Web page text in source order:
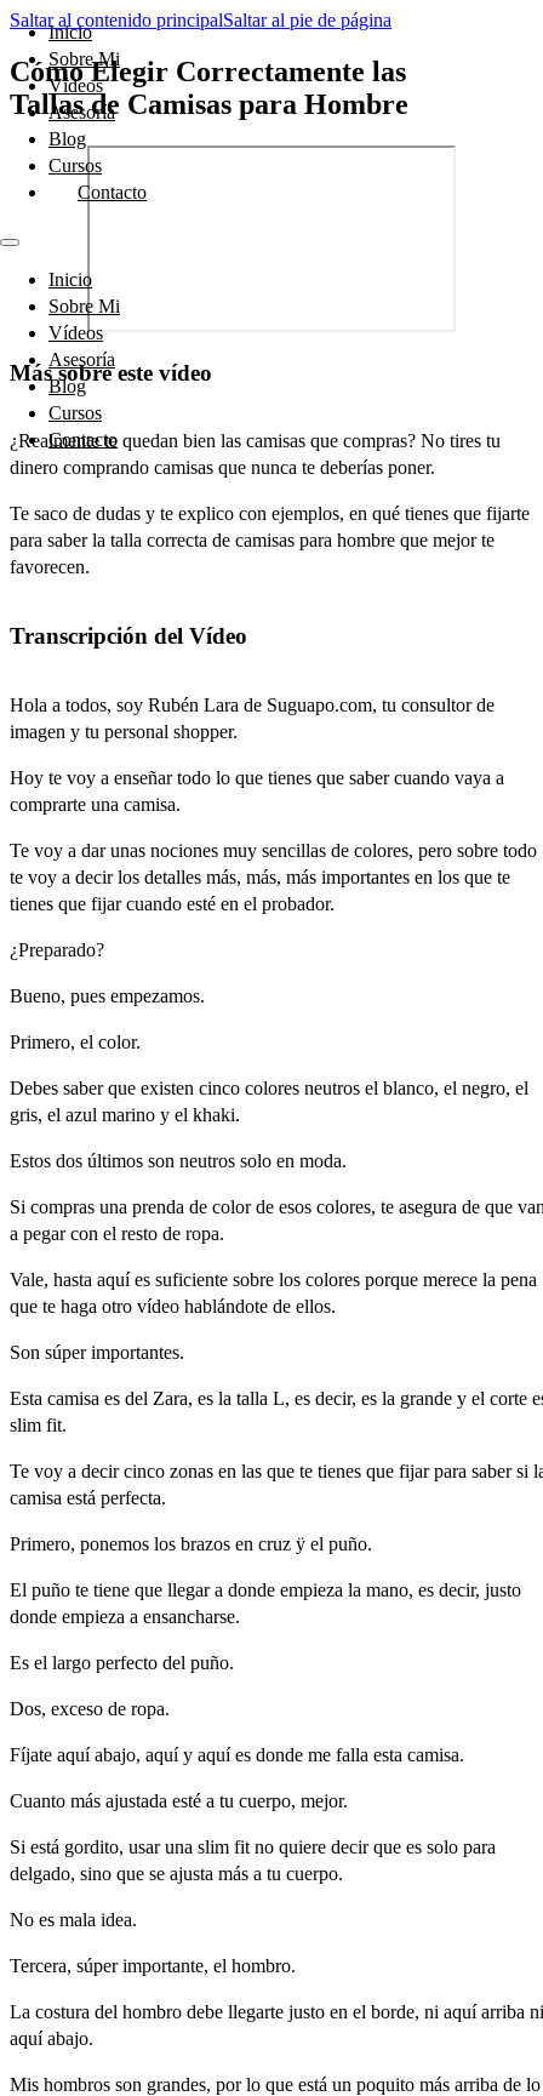
Saltar al contenido principalSaltar al pie de página
Inicio
Sobre Mi
Vídeos
Asesoría
Blog
Cursos
Contacto
Inicio
Sobre Mi
Vídeos
Asesoría
Blog
Cursos
Contacto
Cómo Elegir Correctamente las
Tallas de Camisas para Hombre
Más sobre este vídeo
¿Realmente te quedan bien las camisas que compras? No tires tu
dinero comprando camisas que nunca te deberías poner.
Te saco de dudas y te explico con ejemplos, en qué tienes que fijarte
para saber la talla correcta de camisas para hombre que mejor te
favorecen.
Transcripción del Vídeo
Hola a todos, soy Rubén Lara de Suguapo.com, tu consultor de
imagen y tu personal shopper.
Hoy te voy a enseñar todo lo que tienes que saber cuando vaya a
comprarte una camisa.
Te voy a dar unas nociones muy sencillas de colores, pero sobre todo
te voy a decir los detalles más, más, más importantes en los que te
tienes que fijar cuando esté en el probador.
¿Preparado?
Bueno, pues empezamos.
Primero, el color.
Debes saber que existen cinco colores neutros el blanco, el negro, el
gris, el azul marino y el khaki.
Estos dos últimos son neutros solo en moda.
Si compras una prenda de color de esos colores, te asegura de que
a pegar con el resto de ropa.
Vale, hasta aquí es suficiente sobre los colores porque merece la pena
que te haga otro vídeo hablándote de ellos.
Son súper importantes.
Esta camisa es del Zara, es la talla L, es decir, es la grande y el corte
slim fit.
Te voy a decir cinco zonas en las que te tienes que fijar para saber si
camisa está perfecta.
Primero, ponemos los brazos en cruz ÿ el puño.
El puño te tiene que llegar a donde empieza la mano, es decir, justo
donde empieza a ensancharse.
Es el largo perfecto del puño.
Dos, exceso de ropa.
Fíjate aquí abajo, aquí y aquí es donde me falla esta camisa.
Cuanto más ajustada esté a tu cuerpo, mejor.
Si está gordito, usar una slim fit no quiere decir que es solo para
delgado, sino que se ajusta más a tu cuerpo.
No es mala idea.
Tercera, súper importante, el hombro.
La costura del hombro debe llegarte justo en el borde, ni aquí arriba ni
aquí abajo.
Mis hombros son grandes, por lo que está un poquito más arriba de lo